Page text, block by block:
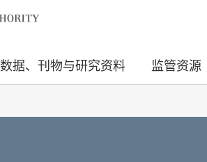
数据、刊物与研究资料 监管资源